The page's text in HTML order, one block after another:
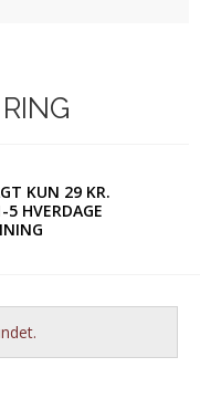
KUN 29 KR.
5 HVERDAGE